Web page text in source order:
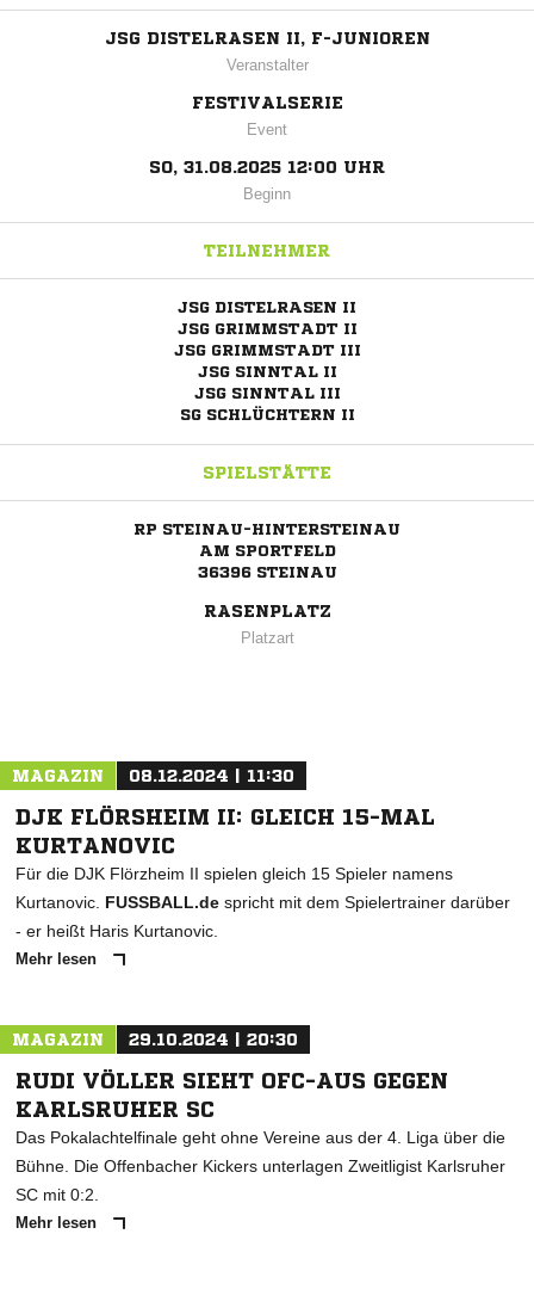
JSG DISTELRASEN II, F-JUNIOREN
Veranstalter
FESTIVALSERIE
Event
SO, 31.08.2025 12:00 UHR
Beginn
TEILNEHMER
JSG DISTELRASEN II
JSG GRIMMSTADT II
JSG GRIMMSTADT III
JSG SINNTAL II
JSG SINNTAL III
SG SCHLÜCHTERN II
SPIELSTÄTTE
RP STEINAU-HINTERSTEINAU
AM SPORTFELD
36396 STEINAU
RASENPLATZ
Platzart
MAGAZIN 08.12.2024 | 11:30
DJK FLÖRSHEIM II: GLEICH 15-MAL
KURTANOVIC
Für die DJK Flörzheim II spielen gleich 15 Spieler namens
Kurtanovic. FUSSBALL.de spricht mit dem Spielertrainer darüber
- er heißt Haris Kurtanovic.
Mehr lesen
MAGAZIN 29.10.2024 | 20:30
RUDI VÖLLER SIEHT OFC-AUS GEGEN
KARLSRUHER SC
Das Pokalachtelfinale geht ohne Vereine aus der 4. Liga über die
Bühne. Die Offenbacher Kickers unterlagen Zweitligist Karlsruher
SC mit 0:2.
Mehr lesen